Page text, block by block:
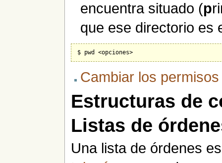
encuentra situado (p
que ese directorio es
Cambiar los
Estructuras de
Listas de
Una lista de órdenes